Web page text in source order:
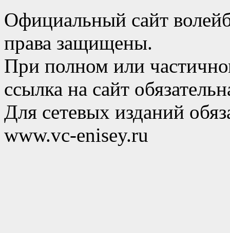
Официальный сайт
права защищены.
При полном или
ссылка на сайт
Для сетевых изданий
www.vc-enisey.ru